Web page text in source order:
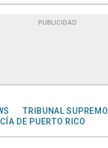
PUBLICIDAD
TRIBUNAL SUPREMO
DE PUERTO RICO